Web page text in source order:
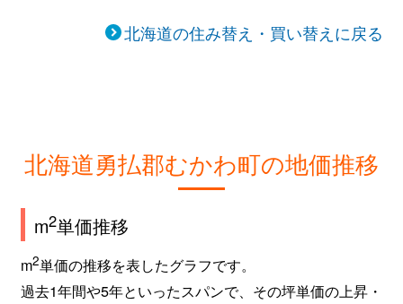
北海道の住み替え・買い替えに戻る
北海道勇払郡むかわ町の地価推移
m2単価推移
m2単価の推移を表したグラフです。
過去1年間や5年といったスパンで、その坪単価の上昇・